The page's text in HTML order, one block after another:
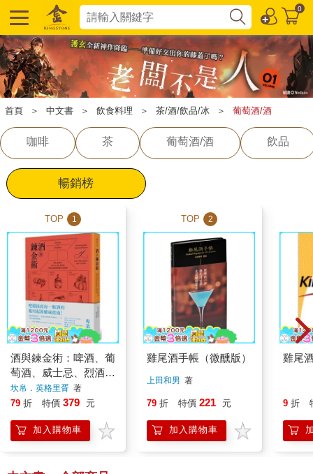
0
首頁 ＞ 中文書 ＞ 飲食料理 ＞ 茶/酒/飲品/冰 ＞ 葡萄酒/酒
咖啡 茶 葡萄酒/酒 飲品
暢銷榜
TOP 1
酒與鍊金術：啤酒、葡
萄酒、威士忌、烈酒、
雞尾酒如何從治療藥物
變成心靈慰藉
坎帛．英格里胥 著
79 折 特價 379 元
加入購物車
TOP 2
雞尾酒手帳（微醺版）
上田和男 著
79 折 特價 221 元
加入購物車
雞尾
9 折